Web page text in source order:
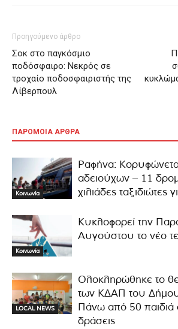
Προηγούμενο άρθρο
Σοκ στο παγκόσμιο
ποδόσφαιρο: Νεκρός σε
τροχαίο ποδοσφαιριστής της
Λίβερπουλ
ΠΑΡΟΜΟΙΑ ΑΡΘΡΑ
Κοινωνία
Ραφήνα:
αδειούχων – 11
χιλιάδες ταξιδιώτες
Κοινωνία
Κυκλοφορεί την
Αυγούστου το νέο
LOCAL NEWS
Ολοκληρώθηκε το
των ΚΔΑΠ του
Πάνω από 50 παιδιά
δράσεις